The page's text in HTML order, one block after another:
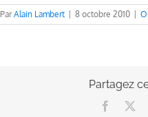
ParAlain Lambert 8 octobre 2010
Partagez